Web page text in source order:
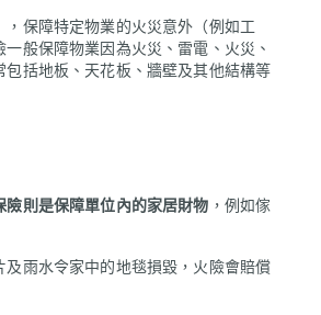
保障特定物業的火災意外（例如工
般保障物業因為火災、雷電、火災、
括地板、天花板、牆壁及其他結構等
則是保障單位內的家居財物 ，例如傢
雨水令家中的地毯損毀，火險會賠償